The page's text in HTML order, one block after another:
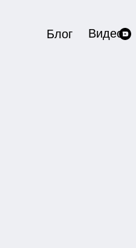
Блог Видео